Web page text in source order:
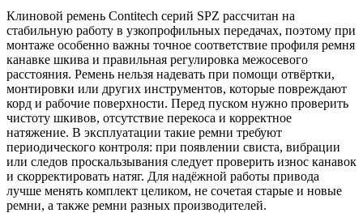
Клиновой ремень Contitech серий SPZ рассчитан на
стабильную работу в узкопрофильных передачах, поэтому при
монтаже особенно важны точное соответствие профиля ремня
канавке шкива и правильная регулировка межосевого
расстояния. Ремень нельзя надевать при помощи отвёртки,
монтировки или других инструментов, которые повреждают
корд и рабочие поверхности. Перед пуском нужно проверить
чистоту шкивов, отсутствие перекоса и корректное
натяжение. В эксплуатации такие ремни требуют
периодического контроля: при появлении свиста, вибрации
или следов проскальзывания следует проверить износ канавок
и скорректировать натяг. Для надёжной работы привода
лучше менять комплект целиком, не сочетая старые и новые
ремни, а также ремни разных производителей.